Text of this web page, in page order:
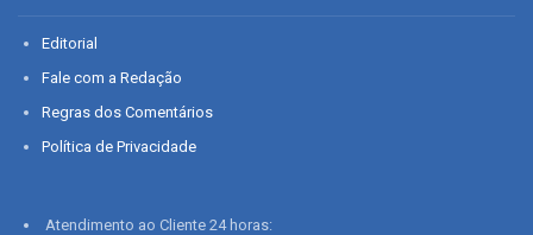
Editorial
Fale com a Redação
Regras dos Comentários
Política de Privacidade
Atendimento ao Cliente 24 horas: